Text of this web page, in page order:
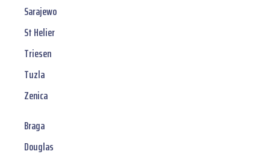
Sarajewo
St Helier
Triesen
Tuzla
Zenica
Braga
Douglas